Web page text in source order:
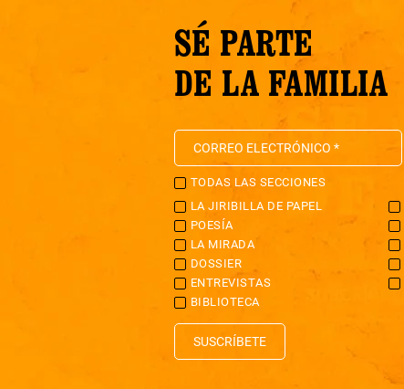
SÉ PARTE
DE LA FAMILIA
TODAS LAS SECCIONES
LA JIRIBILLA DE PAPEL
POESÍA
LA MIRADA
DOSSIER
ENTREVISTAS
BIBLIOTECA
SUSCRÍBETE